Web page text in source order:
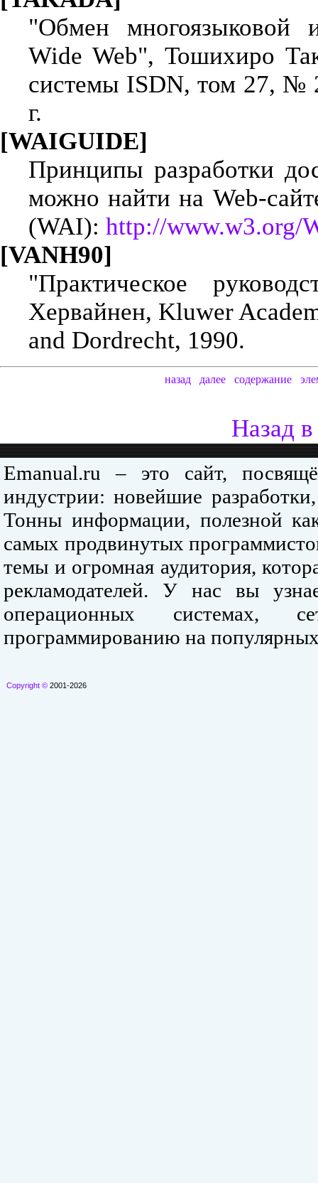
"Обмен многоязыковой
Wide Web", Тошихиро
системы ISDN, том 27, №
г.
[WAIGUIDE]
Принципы разработки
можно найти на Web-
(WAI): http://www.w3.org/
[VANH90]
"Практическое
Хервайнен, Kluwer
and Dordrecht, 1990.
назад далее содержание
Назад в
Emanual.ru – это сайт,
индустрии: новейшие
Тонны информации, полезной
самых продвинутых
темы и огромная аудитория,
рекламодателей. У нас вы
операционных системах,
программированию на
Copyright © 2001-2026